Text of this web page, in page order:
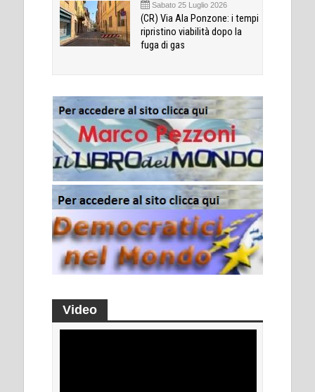
Sabato 25 Luglio 2026
(CR) Via Ala Ponzone: i tempi
ripristino viabilità dopo la
fuga di gas
Video